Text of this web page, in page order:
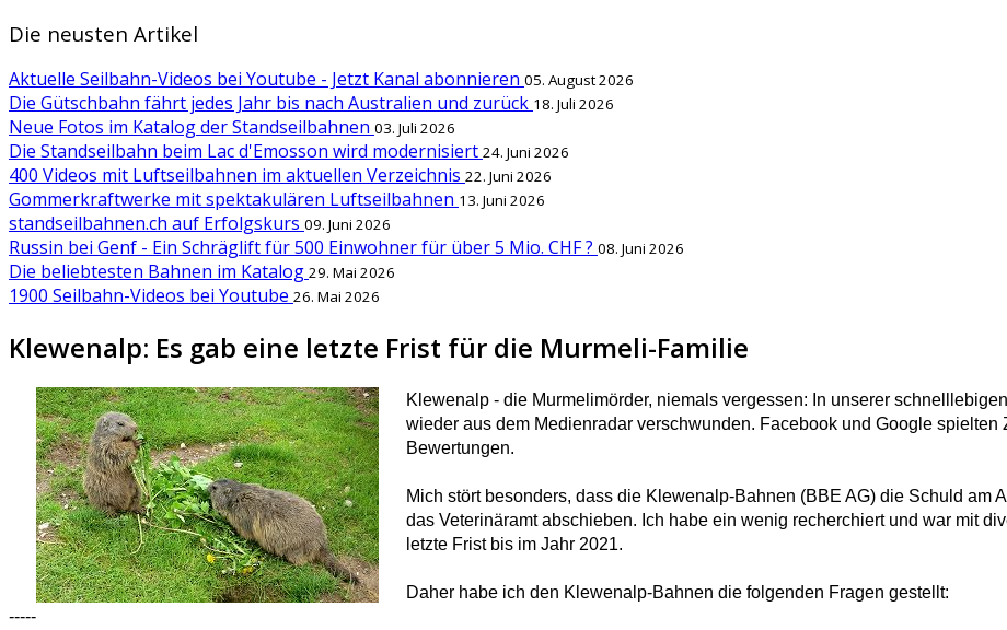
Die neusten Artikel
Aktuelle Seilbahn-Videos bei Youtube - Jetzt Kanal abonnieren 05. August 2026
Die Gütschbahn fährt jedes Jahr bis nach Australien und zurück 18. Juli 2026
Neue Fotos im Katalog der Standseilbahnen 03. Juli 2026
Die Standseilbahn beim Lac d'Emosson wird modernisiert 24. Juni 2026
400 Videos mit Luftseilbahnen im aktuellen Verzeichnis 22. Juni 2026
Gommerkraftwerke mit spektakulären Luftseilbahnen 13. Juni 2026
standseilbahnen.ch auf Erfolgskurs 09. Juni 2026
Russin bei Genf - Ein Schräglift für 500 Einwohner für über 5 Mio. CHF ? 08. Juni 2026
Die beliebtesten Bahnen im Katalog 29. Mai 2026
1900 Seilbahn-Videos bei Youtube 26. Mai 2026
Klewenalp: Es gab eine letzte Frist für die Murmeli-Familie
Klewenalp - die Murmelimörder, niemals vergessen: In unserer
wieder aus dem Medienradar verschwunden. Facebook und Google
Bewertungen.
Mich stört besonders, dass die Klewenalp-Bahnen (BBE AG) die Schuld am
das Veterinäramt abschieben. Ich habe ein wenig recherchiert und war mit
letzte Frist bis im Jahr 2021.
Daher habe ich den Klewenalp-Bahnen die folgenden Fragen gestellt:
-----